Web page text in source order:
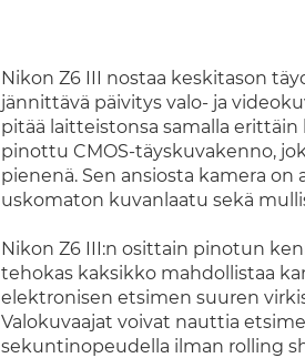
Nikon Z6 III nostaa keskitason
jännittävä päivitys valo- ja
pitää laitteistonsa samalla
pinottu CMOS-täyskuvakenno,
pienenä. Sen ansiosta kamera
uskomaton kuvanlaatu sekä
Nikon Z6 III:n osittain pinotun
tehokas kaksikko mahdollistaa
elektronisen etsimen suuren
Valokuvaajat voivat nauttia
sekuntinopeudella ilman rolling